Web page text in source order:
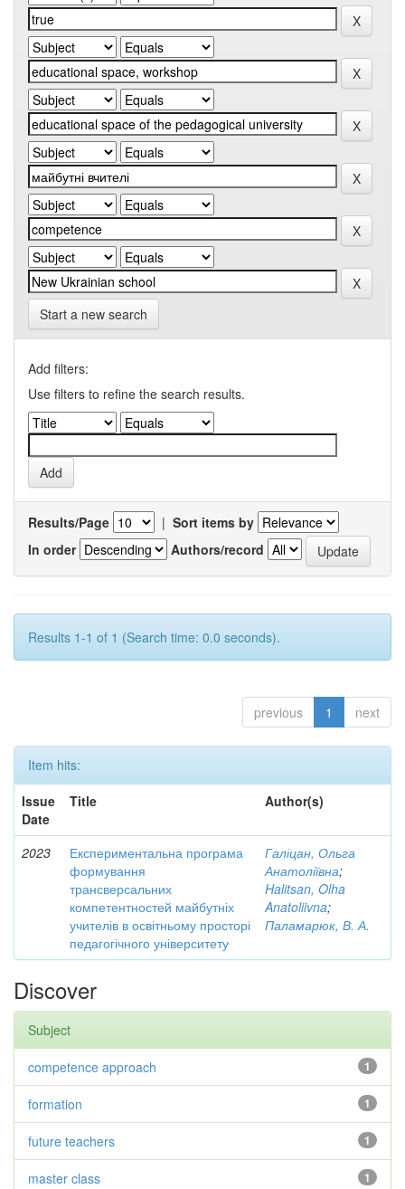
Start a new search
Add filters:
Use filters to refine the search results.
Results/Page | Sort items by
In order
Authors/record
Results 1-1 of 1 (Search time: 0.0 seconds).
previous 1 next
Item hits:
Issue
Date
Title Author(s)
2023
Експериментальна програма
формування
трансверсальних
компетентностей майбутніх
учителів в освітньому просторі
педагогічного університету
Галіцан, Ольга
Анатоліївна;
Halitsan, Olha
Anatoliivna;
Паламарюк, В. А.
Discover
Subject
1
competence approach
1
formation
1
future teachers
1
master class